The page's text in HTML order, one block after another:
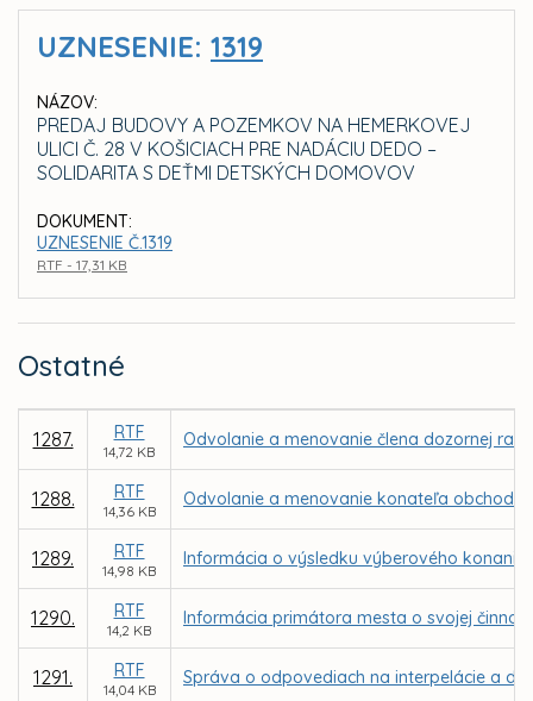
UZNESENIE: 1319
NÁZOV:
PREDAJ BUDOVY A POZEMKOV NA HEMERKOVEJ
ULICI Č. 28 V KOŠICIACH PRE NADÁCIU DEDO –
SOLIDARITA S DEŤMI DETSKÝCH DOMOVOV
DOKUMENT:
UZNESENIE Č.1319
RTF - 17,31 KB
Ostatné
1287. RTF
14,72 KB
Odvolanie a menovanie člena dozornej
1288. RTF
14,36 KB
Odvolanie a menovanie konateľa
1289. RTF
14,98 KB
Informácia o výsledku výberového
1290. RTF
14,2 KB
Informácia primátora mesta o svojej
1291. RTF
14,04 KB
Správa o odpovediach na interpelácie a